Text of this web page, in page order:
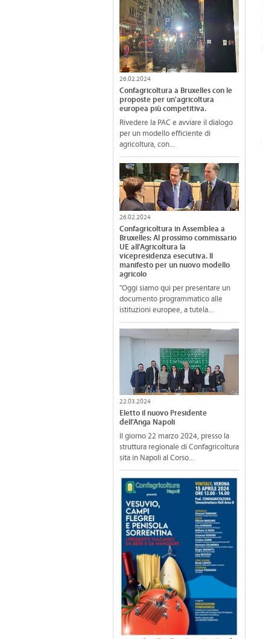
26.02.2024
Confagricoltura a Bruxelles con le
proposte per un'agricoltura
europea più competitiva.
Rivedere la PAC e avviare il dialogo
per un modello efficiente di
agricoltura, con...
26.02.2024
Confagricoltura in Assemblea a
Bruxelles: Al prossimo commissario
UE all'Agricoltura la
vicepresidenza esecutiva. Il
manifesto per un nuovo modello
agricolo
"Oggi siamo qui per presentare un
documento programmatico alle
istituzioni europee, a tutela...
22.03.2024
Eletto il nuovo Presidente
dell'Anga Napoli
Il giorno 22 marzo 2024, presso la
struttura regionale di Confagricoltura
sita in Napoli al Corso...